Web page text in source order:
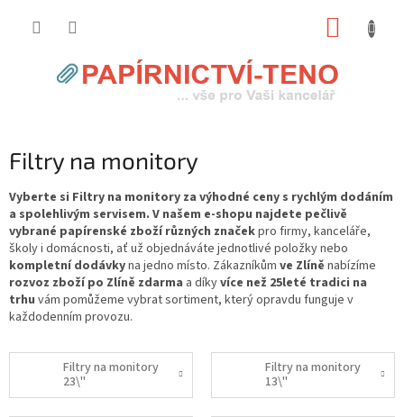
Filtry na monitory
Vyberte si Filtry na monitory za výhodné ceny s rychlým dodáním
a spolehlivým servisem. V našem e-shopu najdete pečlivě
vybrané papírenské zboží různých značekpro firmy, kanceláře,
školy i domácnosti, ať už objednáváte jednotlivé položky nebo
kompletní dodávkyna jedno místo. Zákazníkům ve Zlíně nabízíme
rozvoz zboží po Zlíně zdarma a díkyvíce než 25leté tradici na
trhu vám pomůžeme vybrat sortiment, který opravdu funguje v
každodenním provozu.
Filtry na monitory
23\"
Filtry na monitory
13\"